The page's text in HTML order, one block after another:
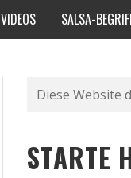
VIDEOS SALSA-
Suche
STARTE